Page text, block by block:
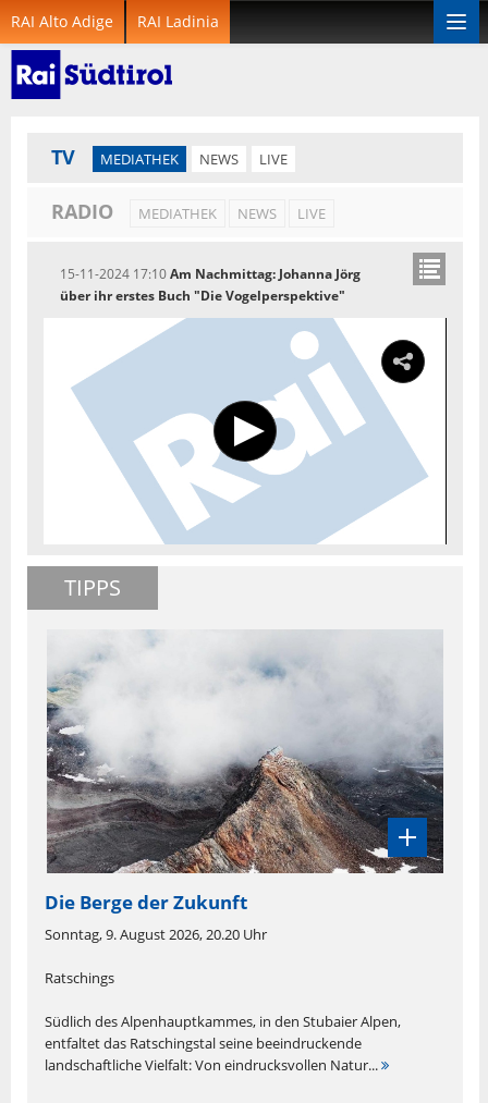
RAI Alto Adige RAI Ladinia
TV MEDIATHEK NEWS LIVE
RADIO MEDIATHEK NEWS LIVE
15-11-2024 17:10Am Nachmittag: Johanna Jörg
über ihr erstes Buch "Die Vogelperspektive"
TIPPS
Die Berge der Zukunft
Sonntag, 9. August 2026, 20.20 Uhr
Ratschings
Südlich des Alpenhauptkammes, in den Stubaier Alpen,
entfaltet das Ratschingstal seine beeindruckende
landschaftliche Vielfalt: Von eindrucksvollen Natur...